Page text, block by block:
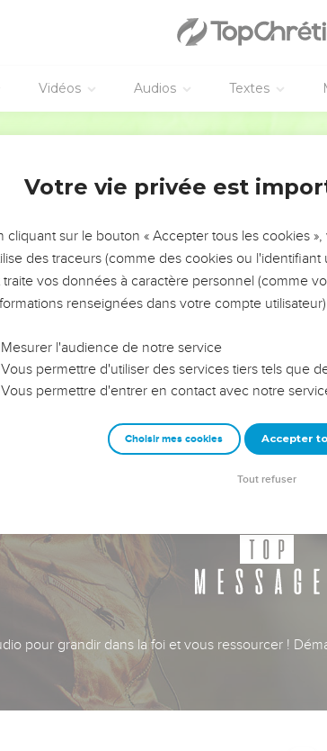
Vidéos Audios Textes
DE L’ANNÉE !
VOUS ÉVITER LES VOTRES ?
leurs réussites, leur impact, leur foi ou leur vision. Mais
saisons difficiles qu'ils ont traversés, alors même que ce
et responsables reviennent sur les erreurs
clés pour avancer avec plus de sagesse afin que leurs
guidiez un ministère, une équipe, un groupe ou une
pour grandir dans la foi et vous ressourcer !
Votre vie privée est
cliquant sur le bouton « Accepter tous les cookies
des traceurs (comme des cookies ou
traite vos données à caractère personnel (comme
renseignées dans votre compte
Mesurer l'audience de notre service
Vous permettre d'utiliser des services tiers tels que
Vous permettre d'entrer en contact avec notre
Choisir mes cookies Accepter
Tout refuser